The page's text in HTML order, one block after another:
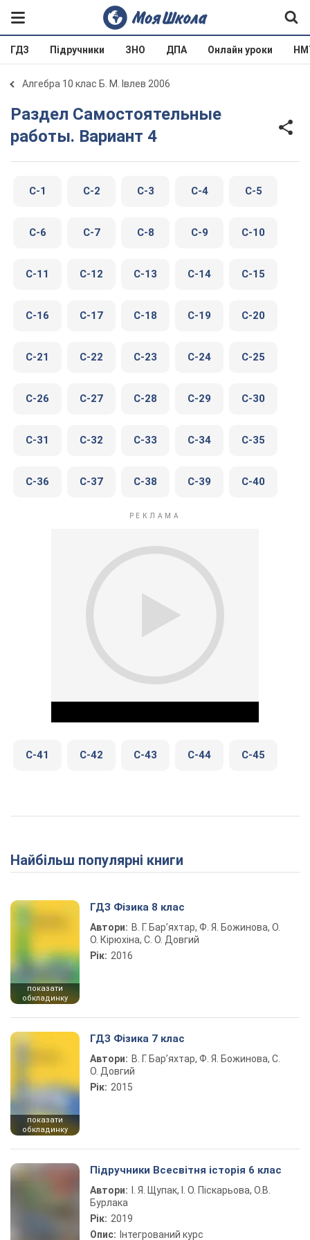
ГДЗ Підручники ЗНО ДПА Онлайн уроки
Алгебра 10 клас Б. М. Івлев 2006
Раздел Самостоятельные
работы. Вариант 4
C-1 C-2 C-3 C-4 C-5
C-6 C-7 C-8 C-9 C-10
C-11 C-12 C-13 C-14 C-15
C-16 C-17 C-18 C-19 C-20
C-21 C-22 C-23 C-24 C-25
C-26 C-27 C-28 C-29 C-30
C-31 C-32 C-33 C-34 C-35
C-36 C-37 C-38 C-39 C-40
C-41 C-42 C-43 C-44 C-45
Найбільш популярні книги
показати
обкладинку
ГДЗ Фізика 8 клас
Автори: В. Г. Бар’яхтар, Ф. Я. Божинова, О.
О. Кірюхіна, С. О. Довгий
Рік: 2016
показати
обкладинку
ГДЗ Фізика 7 клас
Автори: В. Г. Бар’яхтар, Ф. Я. Божинова, С.
О. Довгий
Рік: 2015
Підручники Всесвітня історія 6 клас
Автори:
І. Я. Щупак, І. О. Піскарьова, О.В.
Бурлака
Рік: 2019
Опис: Інтегрований курс